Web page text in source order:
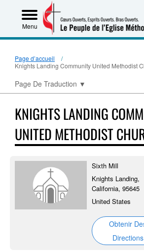
Menu
Page d’accueil
Knights Landing Community United Methodist
Page De Traduction ▼
KNIGHTS LANDING
UNITED METHODIST
Sixth Mill
Knights Landing,
California, 95645
United States
Obtenir
Directions